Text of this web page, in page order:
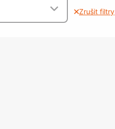
nohy, Nábytkové nohy a
nastavení
Zrušit filtry